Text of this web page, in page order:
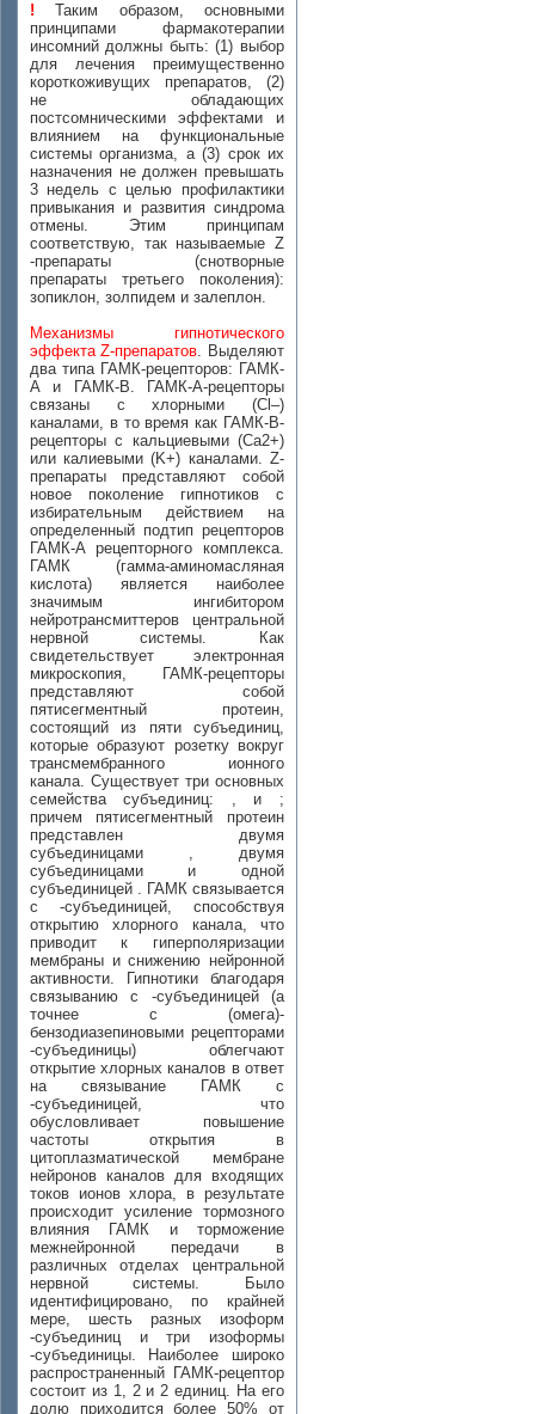
! Таким образом, основными
принципами фармакотерапии
инсомний должны быть: (1) выбор
для лечения преимущественно
короткоживущих препаратов, (2)
не обладающих
постсомническими эффектами и
влиянием на функциональные
системы организма, а (3) срок их
назначения не должен превышать
3 недель с целью профилактики
привыкания и развития синдрома
отмены. Этим принципам
соответствую, так называемые Z
-препараты (снотворные
препараты третьего поколения):
зопиклон, золпидем и залеплон.
Механизмы гипнотического
эффекта Z-препаратов. Выделяют
два типа ГАМК-рецепторов: ГАМК-
А и ГАМК-В. ГАМК-А-рецепторы
связаны с хлорными (Cl–)
каналами, в то время как ГАМК-В-
рецепторы с кальциевыми (Ca2+)
или калиевыми (K+) каналами. Z-
препараты представляют собой
новое поколение гипнотиков с
избирательным действием на
определенный подтип рецепторов
ГАМК-А рецепторного комплекса.
ГАМК (гамма-аминомасляная
кислота) является наиболее
значимым ингибитором
нейротрансмиттеров центральной
нервной системы. Как
свидетельствует электронная
микроскопия, ГАМК-рецепторы
представляют собой
пятисегментный протеин,
состоящий из пяти субъединиц,
которые образуют розетку вокруг
трансмембранного ионного
канала. Существует три основных
семейства субъединиц: , и ;
причем пятисегментный протеин
представлен двумя
субъединицами , двумя
субъединицами и одной
субъединицей . ГАМК связывается
с -субъединицей, способствуя
открытию хлорного канала, что
приводит к гиперполяризации
мембраны и снижению нейронной
активности. Гипнотики благодаря
связыванию с -субъединицей (а
точнее с (омега)-
бензодиазепиновыми рецепторами
-субъединицы) облегчают
открытие хлорных каналов в ответ
на связывание ГАМК с
-субъединицей, что
обусловливает повышение
частоты открытия в
цитоплазматической мембране
нейронов каналов для входящих
токов ионов хлора, в результате
происходит усиление тормозного
влияния ГАМК и торможение
межнейронной передачи в
различных отделах центральной
нервной системы. Было
идентифицировано, по крайней
мере, шесть разных изоформ
-субъединиц и три изоформы
-субъединицы. Наиболее широко
распространенный ГАМК-рецептор
состоит из 1, 2 и 2 единиц. На его
долю приходится более 50% от